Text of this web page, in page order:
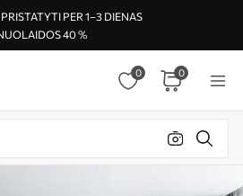
PER 1–3 DIENAS
40 %
0 0